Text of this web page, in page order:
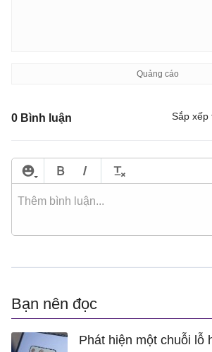
0 Bình luận Sắp xếp
Bạn nên đọc
Phát hiện một chuỗi lỗ